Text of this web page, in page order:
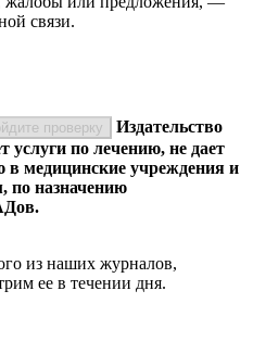
связи.
проверку
Издательство
по лечению, не дает
медицинские учреждения и
по назначению
из наших журналов,
ее в течении дня.